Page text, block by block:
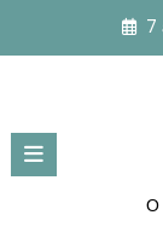
содержимому
7
О